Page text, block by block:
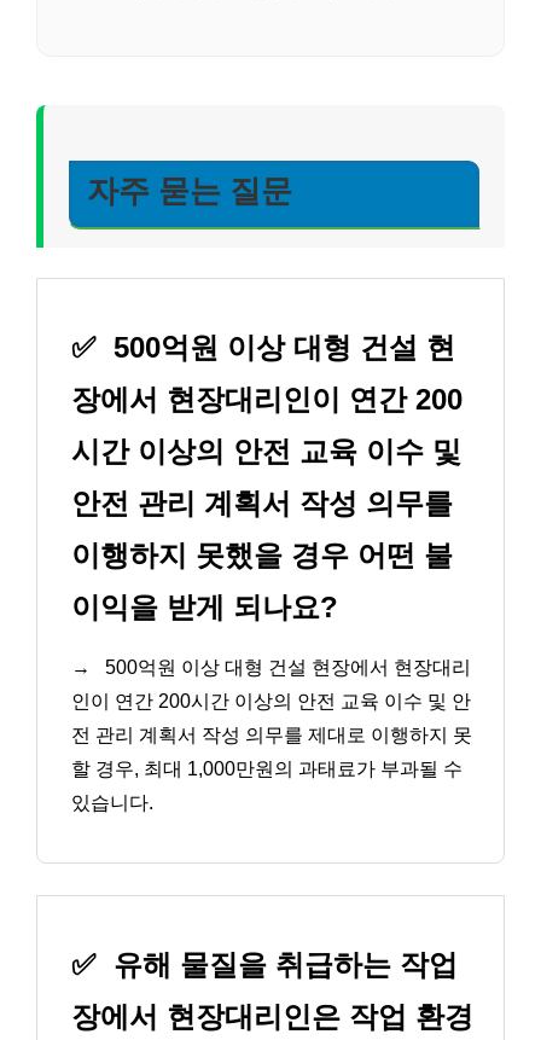
자주 묻는 질문
✅ 500억원 이상 대형 건설 현
장에서 현장대리인이 연간 200
시간 이상의 안전 교육 이수 및
안전 관리 계획서 작성 의무를
이행하지 못했을 경우 어떤 불
이익을 받게 되나요?
→
500억원 이상 대형 건설 현장에서 현장대리
인이 연간 200시간 이상의 안전 교육 이수 및 안
전 관리 계획서 작성 의무를 제대로 이행하지 못
할 경우, 최대 1,000만원의 과태료가 부과될 수
있습니다.
✅ 유해 물질을 취급하는 작업
장에서 현장대리인은 작업 환경